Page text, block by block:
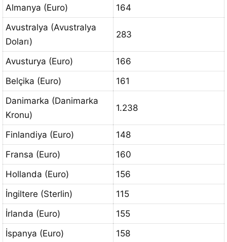
Almanya (Euro)
164
Avustralya (Avustralya
Doları)
283
Avusturya (Euro)
166
Belçika (Euro)
161
Danimarka (Danimarka
Kronu)
1.238
Finlandiya (Euro)
148
Fransa (Euro)
160
Hollanda (Euro)
156
İngiltere (Sterlin)
115
İrlanda (Euro)
155
İspanya (Euro)
158